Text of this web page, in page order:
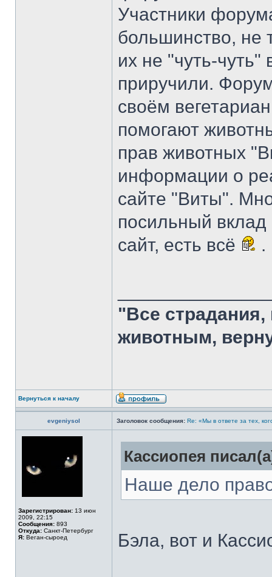
Участники
большинство, не
их не "чуть-чуть"
приручили.
своём
помогают
прав животных
информации о
сайте "Виты".
посильный
сайт, есть всё
.
"Все страдания,
животным,
Вернуться к началу
evgeniysol Заголовок сообщения: Re: «Мы в ответе за тех,
Зарегистрирован: 13 июн
2009, 22:15
Сообщения: 893
Откуда: Санкт-Петербург
Я: Веган-сыроед
Кассиопея
Наше дело
Бэла, вот и